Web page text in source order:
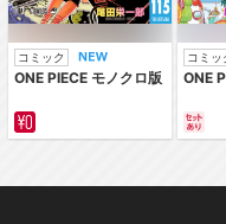
コミック
ONE PIECE モノクロ版
コミッ
ONE